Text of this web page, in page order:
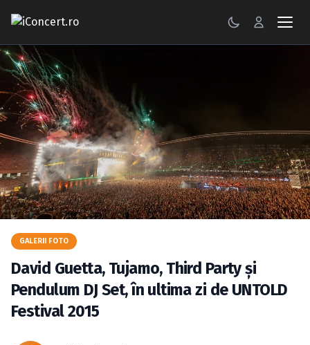
CONCERTE
FESTIVALURI
PETRECERI
ŞTIRI
RECENZII
GALERII FOTO
BILETE
Autentificare
Caută în site...
GALERII FOTO
David Guetta, Tujamo, Third Party şi
Pendulum DJ Set, în ultima zi de UNTOLD
Festival 2015